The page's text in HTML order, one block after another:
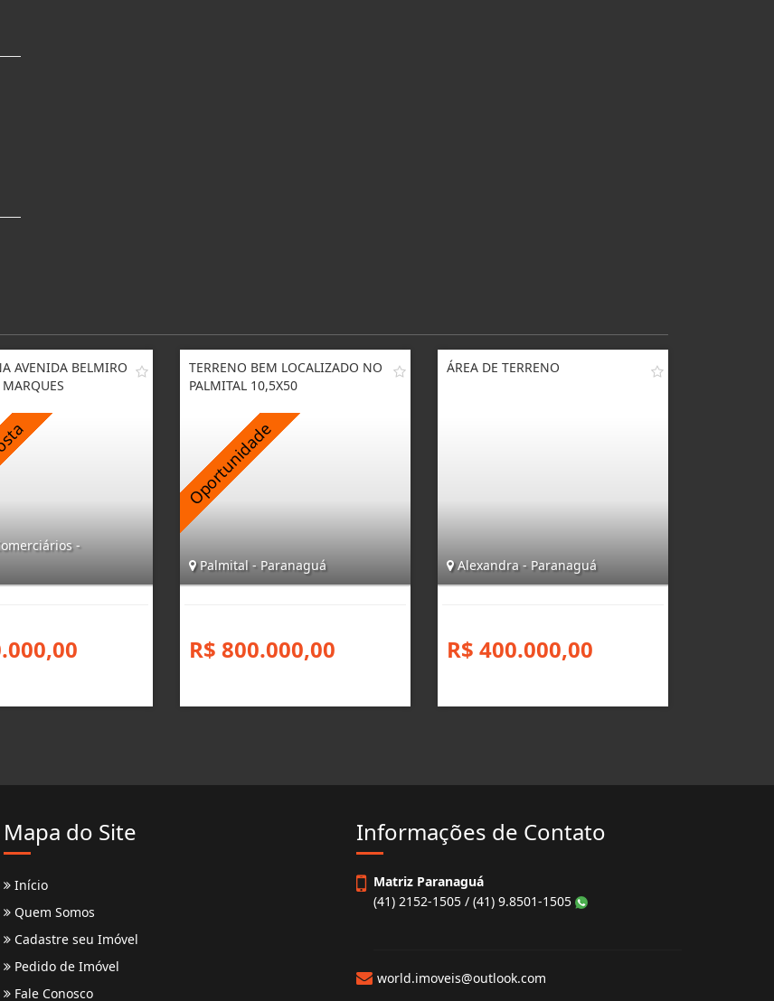
AVENIDA BELMIRO
-
TERRENO BEM LOCALIZADO NO
PALMITAL 10,5X50
Palmital - Paranaguá
R$ 800.000,00
ÁREA DE TERRENO
Alexandra - Paranaguá
R$ 400.000,00
Mapa do Site
Início
Matriz Paranaguá